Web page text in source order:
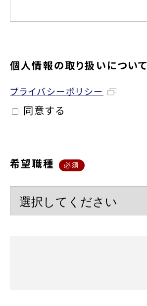
個人情報の取り扱いについて
プライバシーポリシー
同意する
希望職種 必須